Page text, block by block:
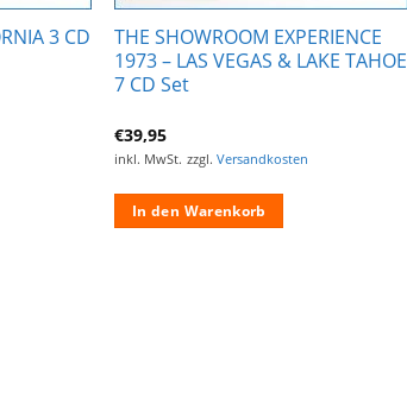
3 CD
THE SHOWROOM EXPERIENCE
1973 – LAS VEGAS & LAKE TAHOE
7 CD Set
€39,95
inkl. MwSt. zzgl.Versandkosten
In den Warenkorb